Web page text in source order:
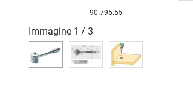
90.795.55
Immagine 1 / 3